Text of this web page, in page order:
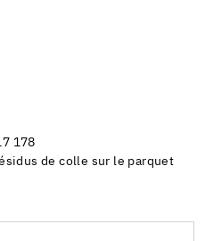
178
de colle sur le parquet